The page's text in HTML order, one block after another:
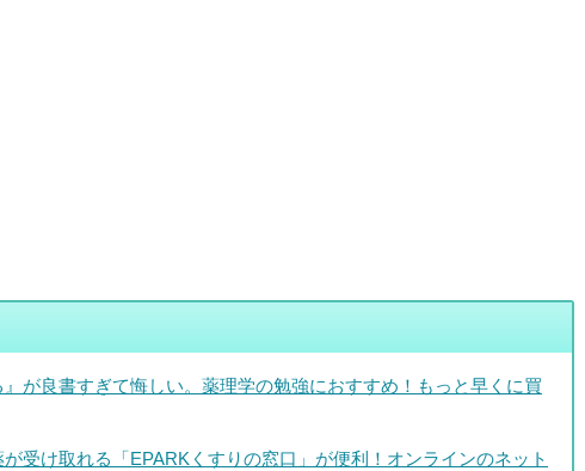
が良書すぎて悔しい。薬理学の勉強におすすめ！もっと早くに買
受け取れる「EPARKくすりの窓口」が便利！オンラインのネット